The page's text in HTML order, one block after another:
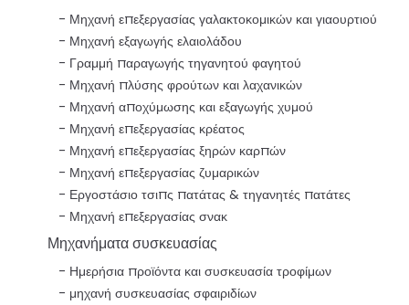
Μηχανή επεξεργασίας γαλακτοκομικών και γιαουρτιού
Μηχανή εξαγωγής ελαιολάδου
Γραμμή παραγωγής τηγανητού φαγητού
Μηχανή πλύσης φρούτων και λαχανικών
Μηχανή αποχύμωσης και εξαγωγής χυμού
Μηχανή επεξεργασίας κρέατος
Μηχανή επεξεργασίας ξηρών καρπών
Μηχανή επεξεργασίας ζυμαρικών
Εργοστάσιο τσιπς πατάτας & τηγανητές πατάτες
Μηχανή επεξεργασίας σνακ
Μηχανήματα συσκευασίας
Ημερήσια προϊόντα και συσκευασία τροφίμων
μηχανή συσκευασίας σφαιριδίων